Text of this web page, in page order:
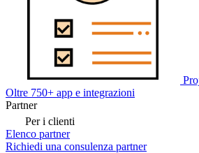
Oltre 750+ app e integrazioni
Partner
Per i clienti
Elenco partner
Richiedi una consulenza partner